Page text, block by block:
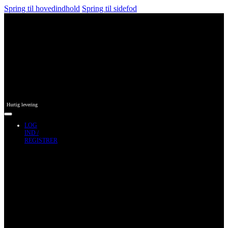
Spring til hovedindhold Spring til sidefod
Hurtig levering
LOG
IND /
REGISTRER